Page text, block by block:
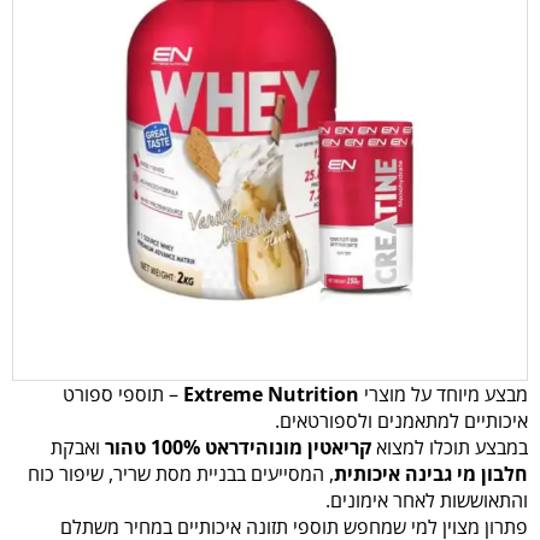
מבצע מיוחד על מוצרי Extreme Nutrition – תוספי ספורט
איכותיים למתאמנים ולספורטאים.
במבצע תוכלו למצואקריאטין מונוהידראט 100% טהור
ואבקת
חלבון מי גבינה איכותית, המסייעים בבניית מסת שריר, שיפור כוח
והתאוששות לאחר אימונים.
פתרון מצוין למי שמחפש תוספי תזונה איכותיים במחיר משתלם